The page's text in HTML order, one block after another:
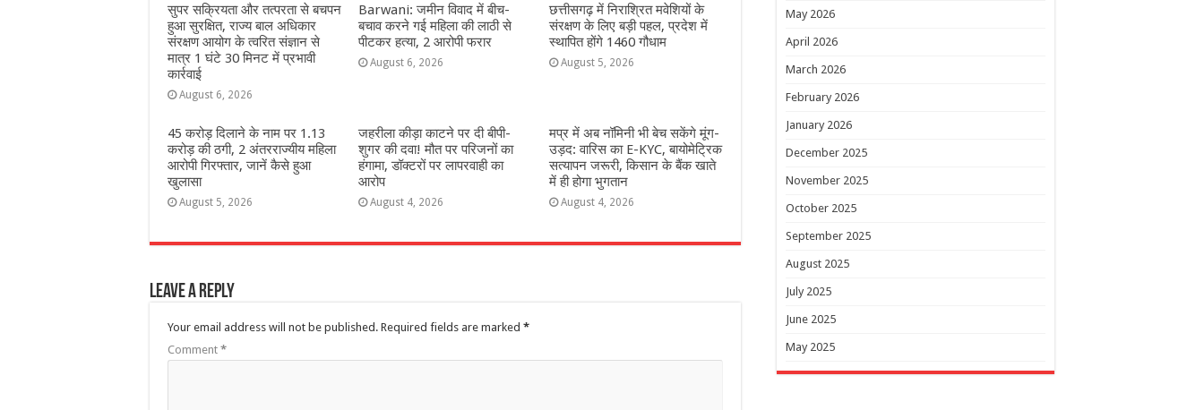
सुपर सक्रियता और तत्परता से बचपन
हुआ सुरक्षित, राज्य बाल अधिकार
संरक्षण आयोग के त्वरित संज्ञान से
मात्र 1 घंटे 30 मिनट में प्रभावी
कार्रवाई
August 6, 2026
Barwani: जमीन विवाद में बीच-
बचाव करने गई महिला की लाठी से
पीटकर हत्या, 2 आरोपी फरार
August 6, 2026
छत्तीसगढ़ में निराश्रित मवेशियों के
संरक्षण के लिए बड़ी पहल, प्रदेश में
स्थापित होंगे 1460 गौधाम
August 5, 2026
45 करोड़ दिलाने के नाम पर 1.13
करोड़ की ठगी, 2 अंतरराज्यीय महिला
आरोपी गिरफ्तार, जानें कैसे हुआ
खुलासा
August 5, 2026
जहरीला कीड़ा काटने पर दी बीपी-
शुगर की दवा! मौत पर परिजनों का
हंगामा, डॉक्टरों पर लापरवाही का
आरोप
August 4, 2026
मप्र में अब नॉमिनी भी बेच सकेंगे मूंग-
उड़द: वारिस का E-KYC, बायोमेट्रिक
सत्यापन जरूरी, किसान के बैंक खाते
में ही होगा भुगतान
August 4, 2026
Leave a Reply
Your email address will not be published. Required fields are marked *
Comment *
May 2026
April 2026
March 2026
February 2026
January 2026
December 2025
November 2025
October 2025
September 2025
August 2025
July 2025
June 2025
May 2025